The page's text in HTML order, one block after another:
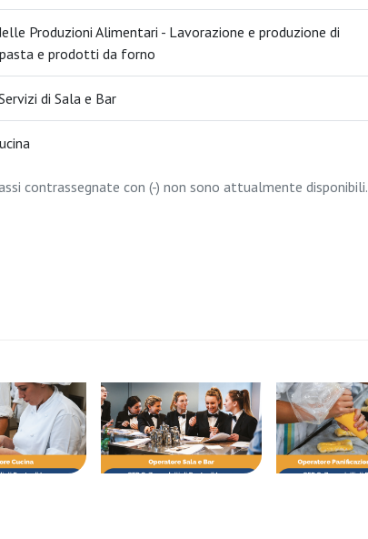
contrassegnate con (-) non sono attualmente disponibili.
Produzioni Alimentari - Lavorazione e produzione di
e prodotti da forno
di Sala e Bar